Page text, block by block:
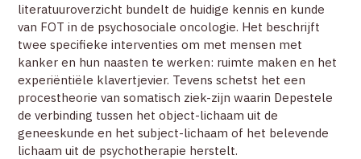
literatuuroverzicht bundelt de huidige kennis en kunde
van FOT in de psychosociale oncologie. Het beschrijft
twee specifieke interventies om met mensen met
kanker en hun naasten te werken: ruimte maken en het
experiëntiële klavertjevier. Tevens schetst het een
procestheorie van somatisch ziek-zijn waarin Depestele
de verbinding tussen het object-lichaam uit de
geneeskunde en het subject-lichaam of het belevende
lichaam uit de psychotherapie herstelt.